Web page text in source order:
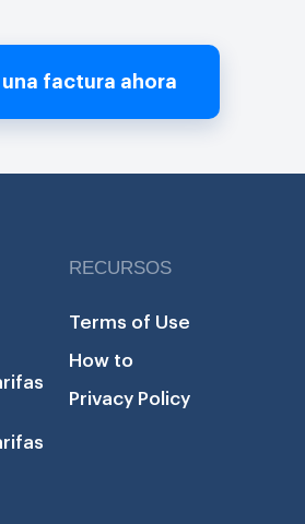
una factura ahora
RECURSOS
Terms of Use
How to
Privacy Policy